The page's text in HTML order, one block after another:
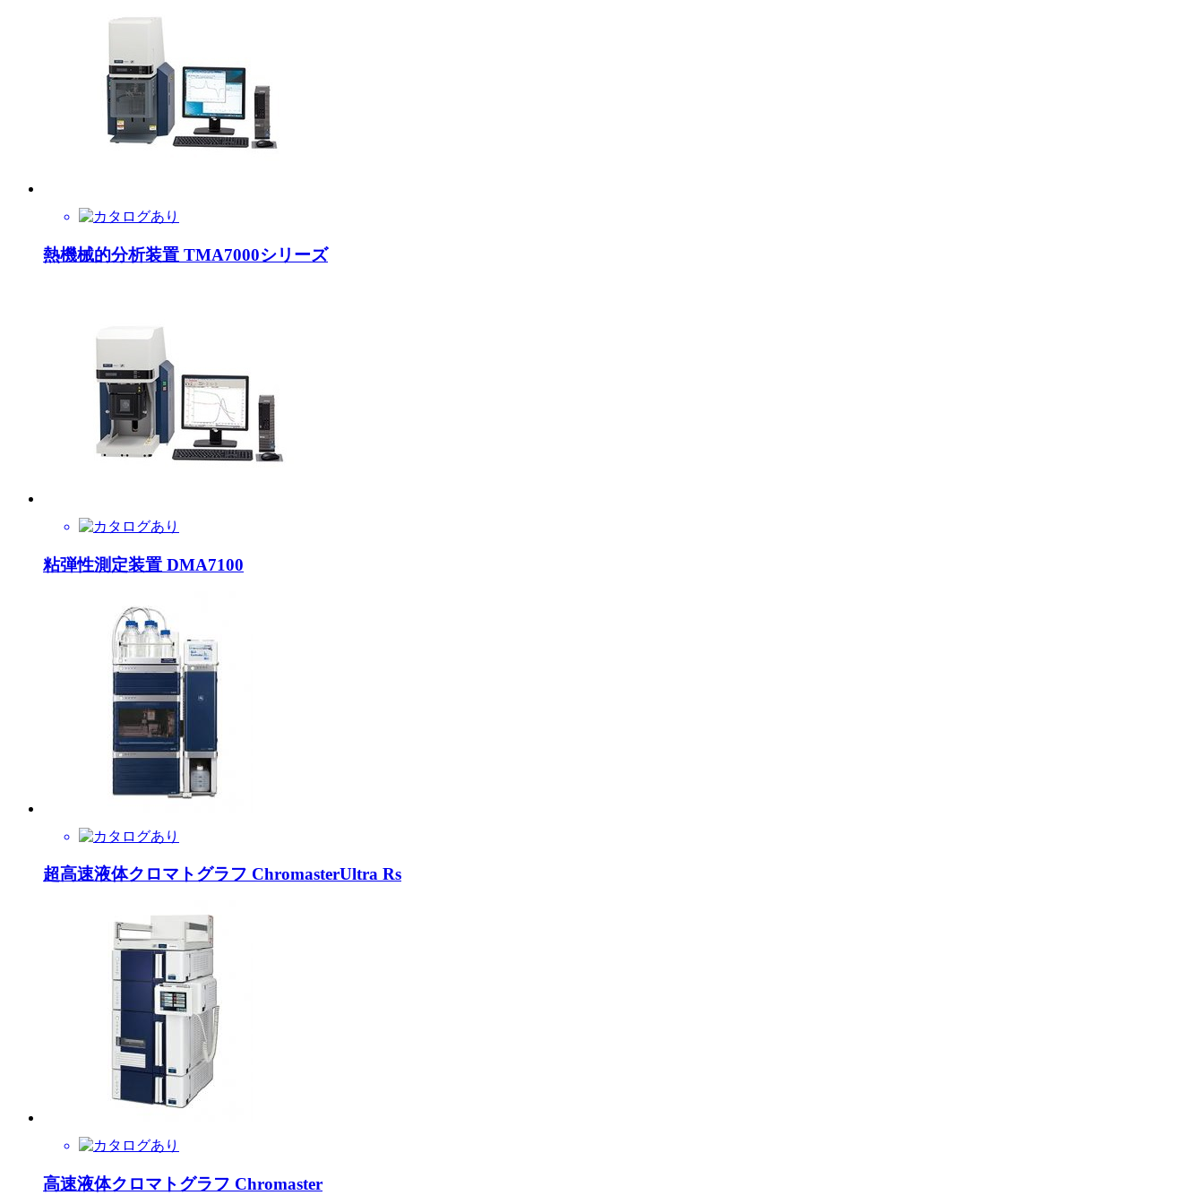
熱機械的分析装置 TMA7000シリーズ
粘弾性測定装置 DMA7100
超高速液体クロマトグラフ ChromasterUltra Rs
高速液体クロマトグラフ Chromaster